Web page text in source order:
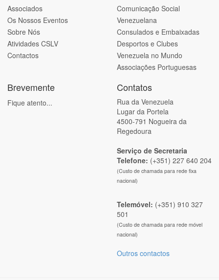
Associados
Os Nossos Eventos
Sobre Nós
Atividades CSLV
Contactos
Comunicação Social
Venezuelana
Consulados e Embaixadas
Desportos e Clubes
Venezuela no Mundo
Associações Portuguesas
Brevemente
Fique atento...
Contatos
Rua da Venezuela
Lugar da Portela
4500-791 Nogueira da
Regedoura
Serviço de Secretaria
Telefone: (+351) 227 640 204
(Custo de chamada para rede fixa
nacional)
Telemóvel: (+351) 910 327
501
(Custo de chamada para rede móvel
nacional)
Outros contactos